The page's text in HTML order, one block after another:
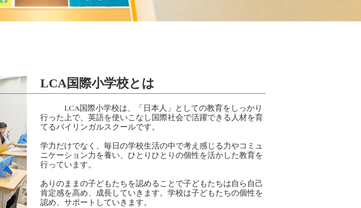
LCA国際小学校とは
LCA国際小学校は、「日本人」としての教育をしっかり
行った上で、英語を使いこなし国際社会で活躍できる人材を育
てるバイリンガルスクールです。
学力だけでなく、毎日の学校生活の中で考え感じる力やコミュ
ニケーション力を養い、ひとりひとりの個性を活かした教育を
行っています。
ありのままの子どもたちを認めることで子どもたちは自ら自己
肯定感を高め、成長していきます。学校は子どもたちの個性を
認め、サポートしていきます。